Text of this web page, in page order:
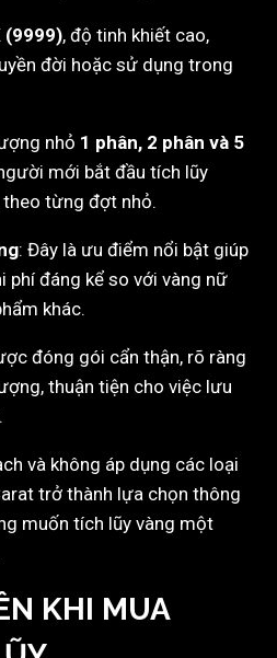
(9999), độ tinh khiết cao,
đời hoặc sử dụng trong
nhỏ 1 phân, 2 phân và 5
mới bắt đầu tích lũy
từng đợt nhỏ.
: Đây là ưu điểm nổi bật giúp
phí đáng kể so với vàng nữ
khác.
đóng gói cẩn thận, rõ ràng
thuận tiện cho việc lưu
và không áp dụng các loại
trở thành lựa chọn thông
muốn tích lũy vàng một
KHI MUA